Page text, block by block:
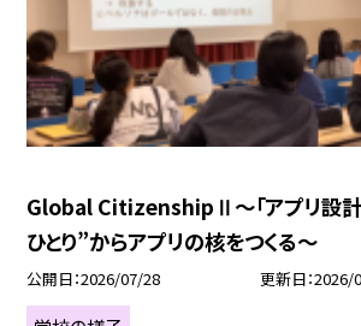
Global CitizenshipⅡ～「アプリ設計
ひとり”からアプリの核をつくる～
公開日 2026/07/28 更新日 2026/